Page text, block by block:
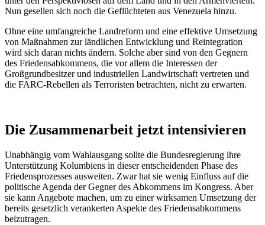
Nun gesellen sich noch die Geflüchteten aus Venezuela hinzu.
Ohne eine umfangreiche Landreform und eine effektive Umsetzung
von Maßnahmen zur ländlichen Entwicklung und Reintegration
wird sich daran nichts ändern. Solche aber sind von den Gegnern
des Friedensabkommens, die vor allem die Interessen der
Großgrundbesitzer und industriellen Landwirtschaft vertreten und
die FARC-Rebellen als Terroristen betrachten, nicht zu erwarten.
Die Zusammenarbeit jetzt intensivieren
Unabhängig vom Wahlausgang sollte die Bundesregierung ihre
Unterstützung Kolumbiens in dieser entscheidenden Phase des
Friedensprozesses ausweiten. Zwar hat sie wenig Einfluss auf die
politische Agenda der Gegner des Abkommens im Kongress. Aber
sie kann Angebote machen, um zu einer wirksamen Umsetzung der
bereits gesetzlich verankerten Aspekte des Friedensabkommens
beizutragen.